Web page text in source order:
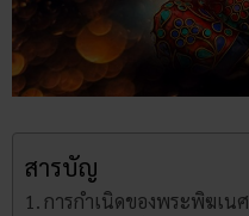
สารบัญ
การกำเนิดของพระพิฆเนศ